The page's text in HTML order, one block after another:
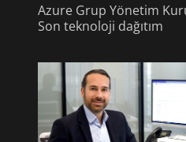
Azure Grup Yönetim
Son teknoloji dağıtım